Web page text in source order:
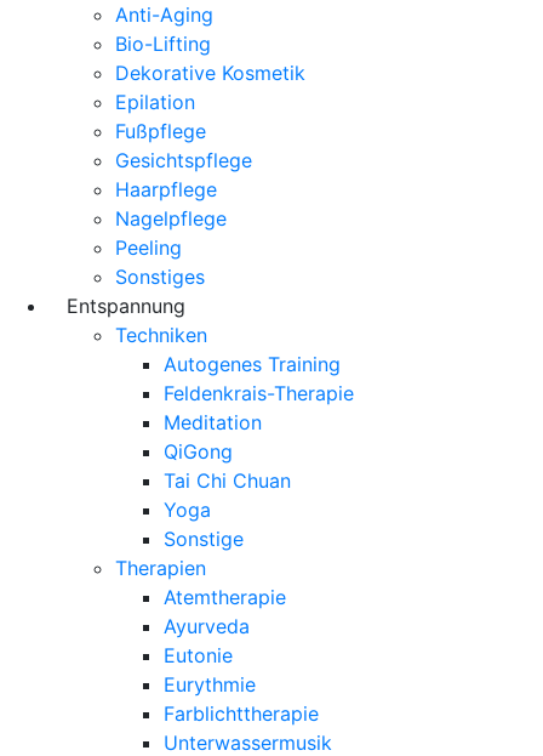
Anti-Aging
Bio-Lifting
Dekorative Kosmetik
Epilation
Fußpflege
Gesichtspflege
Haarpflege
Nagelpflege
Peeling
Sonstiges
Entspannung
Techniken
Autogenes Training
Feldenkrais-Therapie
Meditation
QiGong
Tai Chi Chuan
Yoga
Sonstige
Therapien
Atemtherapie
Ayurveda
Eutonie
Eurythmie
Farblichttherapie
Unterwassermusik